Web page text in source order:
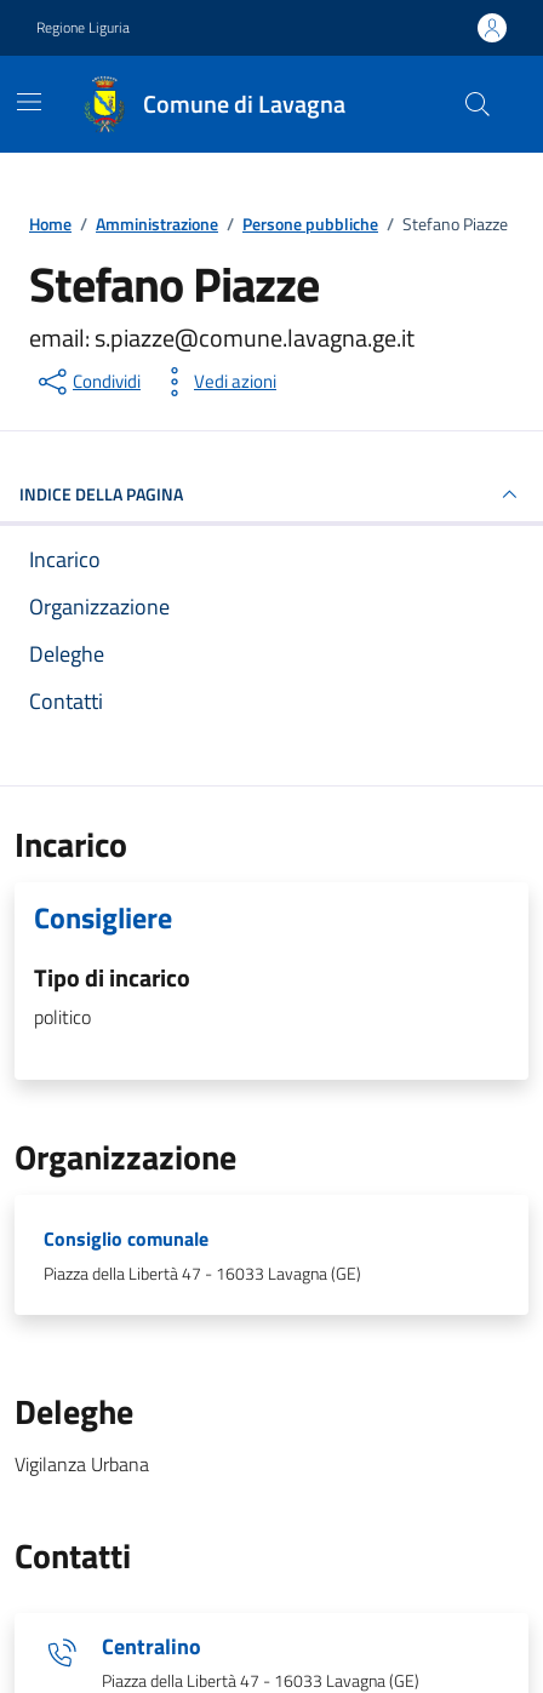
Regione Liguria
Comune di Lavagna
Home / Amministrazione / Persone pubbliche / Stefano Piazze
Stefano Piazze
Persona pubblica
email: s.piazze@comune.lavagna.ge.it
Condividi Vedi azioni
INDICE DELLA PAGINA
Incarico
Organizzazione
Deleghe
Contatti
Incarico
Consigliere
Tipo di incarico
politico
Organizzazione
Consiglio comunale
Piazza della Libertà 47 - 16033 Lavagna (GE)
Deleghe
Vigilanza Urbana
Contatti
Centralino
Piazza della Libertà 47 - 16033 Lavagna (GE)